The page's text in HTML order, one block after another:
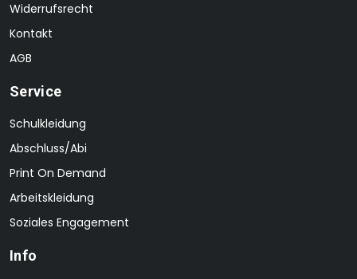
Widerrufsrecht
Kontakt
AGB
Service
Schulkleidung
Abschluss/Abi
Print On Demand
Arbeitskleidung
Soziales Engagement
Info